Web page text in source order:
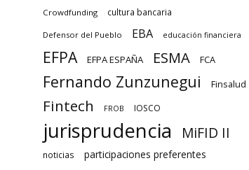
Crowdfunding cultura bancaria
Defensor del Pueblo EBA educación financiera
EFPA EFPA ESPAÑA ESMA FCA
Fernando Zunzunegui Finsalud
Fintech FROB IOSCO
jurisprudencia MiFID II
noticias participaciones preferentes